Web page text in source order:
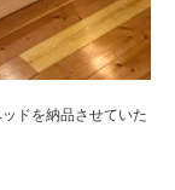
ドを納品させていた